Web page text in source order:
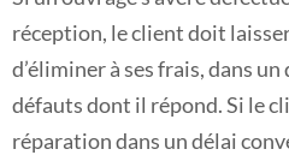
réception, le client doit
d’éliminer à ses frais, dans
défauts dont il répond. Si le
réparation dans un délai